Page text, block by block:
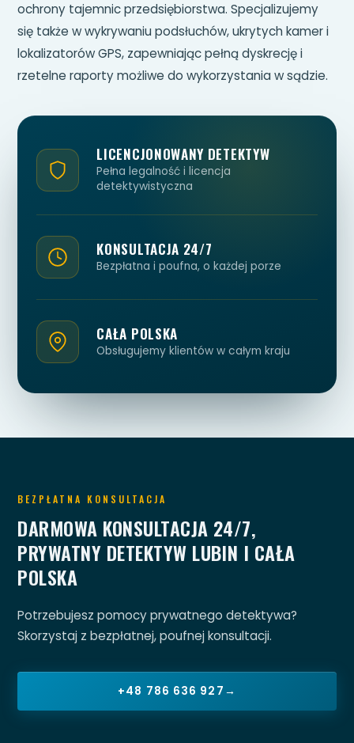
ochrony tajemnic przedsiębiorstwa. Specjalizujemy
się także w wykrywaniu podsłuchów, ukrytych kamer i
lokalizatorów GPS, zapewniając pełną dyskrecję i
rzetelne raporty możliwe do wykorzystania w sądzie.
LICENCJONOWANY DETEKTYW
Pełna legalność i licencja
detektywistyczna
KONSULTACJA 24/7
Bezpłatna i poufna, o każdej porze
CAŁA POLSKA
Obsługujemy klientów w całym kraju
BEZPŁATNA KONSULTACJA
DARMOWA KONSULTACJA 24/7,
PRYWATNY DETEKTYW LUBIN I CAŁA
POLSKA
Potrzebujesz pomocy prywatnego detektywa?
Skorzystaj z bezpłatnej, poufnej konsultacji.
+48 786 636 927 →